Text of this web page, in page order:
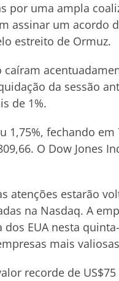
por uma ampla
assinar um acordo
estreito de Ormuz.
da sessão
de 1%.
1,75%, fechando
O Dow Jones
atenções estarão
na Nasdaq. A
dos EUA nesta
mais
recorde de